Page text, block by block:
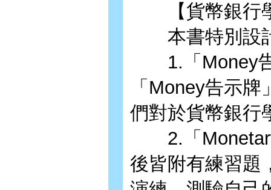
【貨幣銀行
本書特別設
1.「Money告
「Money告示
們對於貨幣銀行
2.「Monetary
後皆附有練習題